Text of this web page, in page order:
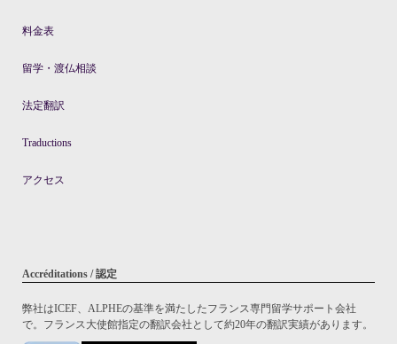
料金表
留学・渡仏相談
法定翻訳
Traductions
アクセス
Accréditations / 認定
弊社はICEF、ALPHEの基準を満たしたフランス専門留学サポート会社
で。フランス大使館指定の翻訳会社として約20年の翻訳実績があります。